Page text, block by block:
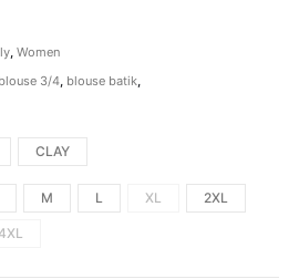
, Women
blouse 3/4, blouse batik,
CLAY
M L XL 2XL
4XL